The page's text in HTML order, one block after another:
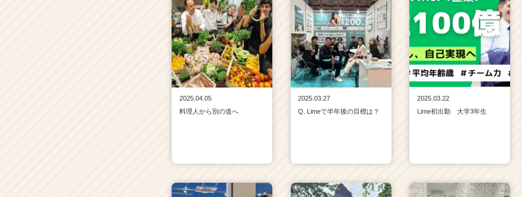
2025.04.05
料理人から別の道へ
2025.03.27
Q. Limeで半年後の目標は？
2025.03.22
Lime初出勤 大学3年生